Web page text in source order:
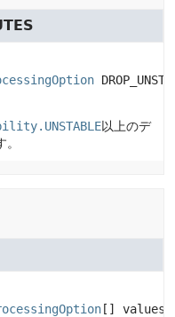
以上のデ
[] values